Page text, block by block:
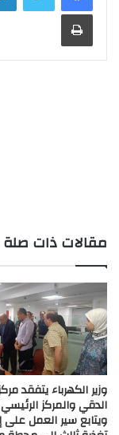
طباعة
مقالات ذات صلة
وزير الكهرباء يتفقد
الدقي والمركز الرئيسي
ويتابع سير العمل